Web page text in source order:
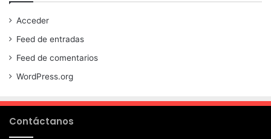
Acceder
Feed de entradas
Feed de comentarios
WordPress.org
Contáctanos